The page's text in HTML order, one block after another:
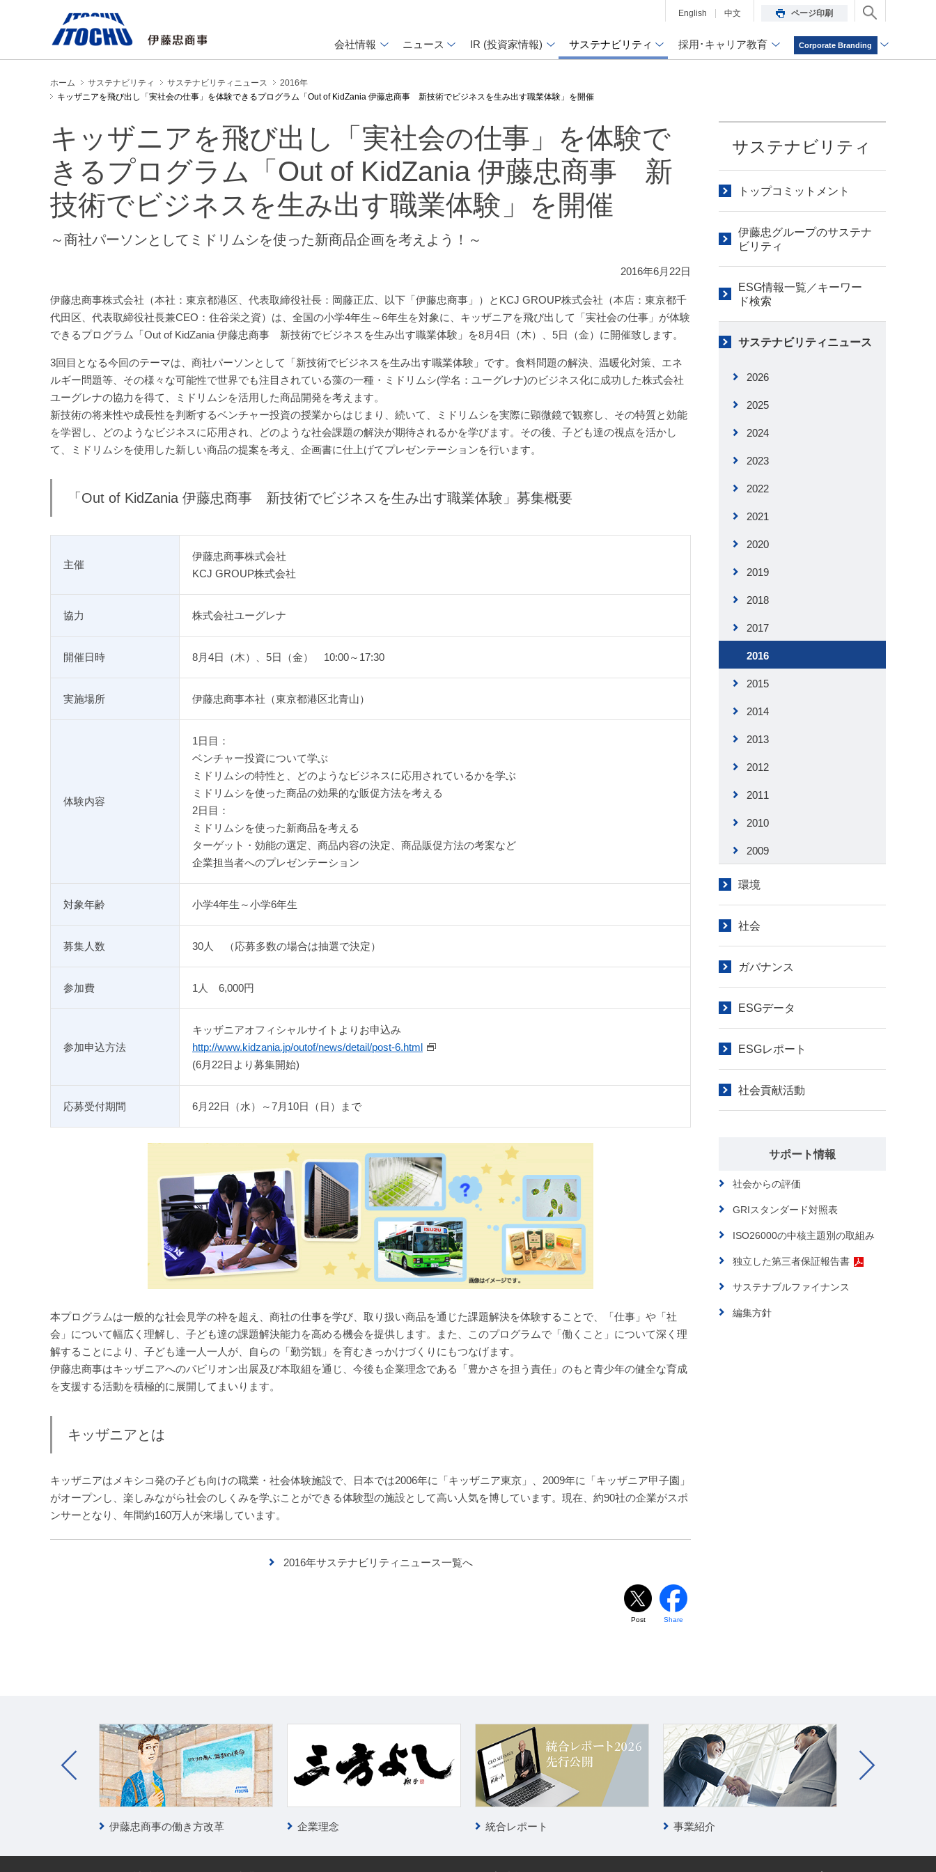
English 中文 ページ印刷
会社情報 ニュース IR (投資家情報) サステナビリティ 採用･キャリア教育 Corporate Branding
ホーム サステナビリティ サステナビリティニュース
2016年
キッザニアを飛び出し「実社会の仕事」を体験できるプログラム「Out of KidZania 伊藤忠商事 新技術でビジネスを生み出す職業体験」を開催
キッザニアを飛び出し「実社会の仕事」を体験で
きるプログラム「Out of KidZania 伊藤忠商事 新
技術でビジネスを生み出す職業体験」を開催
～商社パーソンとしてミドリムシを使った新商品企画を考えよう！～
2016年6月22日
伊藤忠商事株式会社（本社：東京都港区、代表取締役社長：岡藤正広、以下「伊藤忠商事」）とKCJ GROUP株式会社（本店：東京都千
代田区、代表取締役社長兼CEO：住谷栄之資）は、全国の小学4年生～6年生を対象に、キッザニアを飛び出して「実社会の仕事」が体験
できるプログラム「Out of KidZania 伊藤忠商事 新技術でビジネスを生み出す職業体験」を8月4日（木）、5日（金）に開催致します。
3回目となる今回のテーマは、商社パーソンとして「新技術でビジネスを生み出す職業体験」です。食料問題の解決、温暖化対策、エネ
ルギー問題等、その様々な可能性で世界でも注目されている藻の一種・ミドリムシ(学名：ユーグレナ)のビジネス化に成功した株式会社
ユーグレナの協力を得て、ミドリムシを活用した商品開発を考えます。
新技術の将来性や成長性を判断するベンチャー投資の授業からはじまり、続いて、ミドリムシを実際に顕微鏡で観察し、その特質と効能
を学習し、どのようなビジネスに応用され、どのような社会課題の解決が期待されるかを学びます。その後、子ども達の視点を活かし
て、ミドリムシを使用した新しい商品の提案を考え、企画書に仕上げてプレゼンテーションを行います。
「Out of KidZania 伊藤忠商事 新技術でビジネスを生み出す職業体験」募集概要
主催
伊藤忠商事株式会社
KCJ GROUP株式会社
協力 株式会社ユーグレナ
開催日時 8月4日（木）、5日（金） 10:00～17:30
実施場所 伊藤忠商事本社（東京都港区北青山）
体験内容
1日目：
ベンチャー投資について学ぶ
ミドリムシの特性と、どのようなビジネスに応用されているかを学ぶ
ミドリムシを使った商品の効果的な販促方法を考える
2日目：
ミドリムシを使った新商品を考える
ターゲット・効能の選定、商品内容の決定、商品販促方法の考案など
企業担当者へのプレゼンテーション
対象年齢 小学4年生～小学6年生
募集人数 30人 （応募多数の場合は抽選で決定）
参加費 1人 6,000円
参加申込方法
キッザニアオフィシャルサイトよりお申込み
http://www.kidzania.jp/outof/news/detail/post-6.html
(6月22日より募集開始)
応募受付期間 6月22日（水）～7月10日（日）まで
本プログラムは一般的な社会見学の枠を超え、商社の仕事を学び、取り扱い商品を通じた課題解決を体験することで、「仕事」や「社
会」について幅広く理解し、子ども達の課題解決能力を高める機会を提供します。また、このプログラムで「働くこと」について深く理
解することにより、子ども達一人一人が、自らの「勤労観」を育むきっかけづくりにもつなげます。
伊藤忠商事はキッザニアへのパビリオン出展及び本取組を通じ、今後も企業理念である「豊かさを担う責任」のもと青少年の健全な育成
を支援する活動を積極的に展開してまいります。
キッザニアとは
キッザニアはメキシコ発の子ども向けの職業・社会体験施設で、日本では2006年に「キッザニア東京」、2009年に「キッザニア甲子園」
がオープンし、楽しみながら社会のしくみを学ぶことができる体験型の施設として高い人気を博しています。現在、約90社の企業がスポ
ンサーとなり、年間約160万人が来場しています。
2016年サステナビリティニュース一覧へ
Post Share
サステナビリティ
トップコミットメント
伊藤忠グループのサステナ
ビリティ
ESG情報一覧／キーワー
ド検索
サステナビリティニュース
2026
2025
2024
2023
2022
2021
2020
2019
2018
2017
2016
2015
2014
2013
2012
2011
2010
2009
環境
社会
ガバナンス
ESGデータ
ESGレポート
社会貢献活動
サポート情報
社会からの評価
GRIスタンダード対照表
ISO26000の中核主題別の取組み
独立した第三者保証報告書
サステナブルファイナンス
編集方針
伊藤忠商事の働き方改革 企業理念 統合レポート 事業紹介